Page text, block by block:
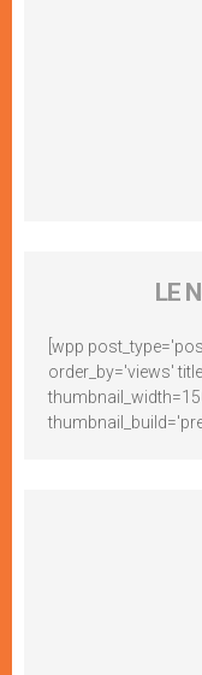
LE
[wpp
order_by='views'